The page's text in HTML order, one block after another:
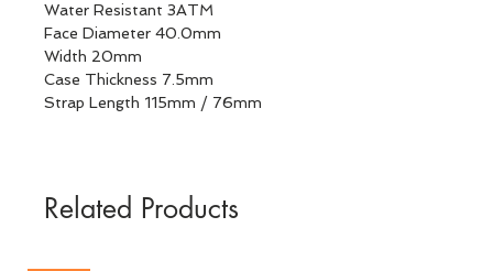
Water Resistant 3ATM
Face Diameter 40.0mm
Width 20mm
Case Thickness 7.5mm
Strap Length 115mm / 76mm
Related Products